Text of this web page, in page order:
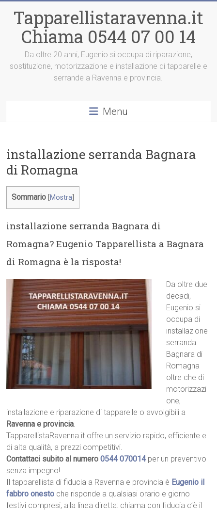
contenuto
Tapparellistaravenna.it
Chiama 0544 07 00 14
Da oltre 20 anni, Eugenio si occupa di riparazione,
sostituzione, motorizzazione e installazione di tapparelle e
serrande a Ravenna e provincia.
Menu
installazione serranda Bagnara
di Romagna
Sommario Mostra
installazione serranda Bagnara di
Romagna? Eugenio Tapparellista a Bagnara
di Romagna è la risposta!
Da oltre due
decadi,
Eugenio si
occupa di
installazione
serranda
Bagnara di
Romagna
oltre che di
motorizzazi
one,
installazione e riparazione di tapparelle o avvolgibili a
Ravenna e provincia.
TapparellistaRavenna.it offre un servizio rapido, efficiente e
di alta qualità, a prezzi competitivi.
Contattaci subito al numero0544 070014per un preventivo
senza impegno!
Il tapparellista di fiducia a Ravenna e provincia è Eugenio il
fabbro onesto che risponde a qualsiasi orario e giorno
festivi compresi, alla linea diretta: chiama con fiducia c’è il